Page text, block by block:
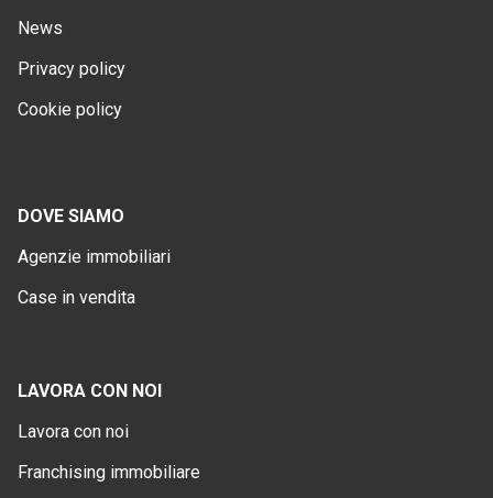
News
Privacy policy
Cookie policy
DOVE SIAMO
Agenzie immobiliari
Case in vendita
LAVORA CON NOI
Lavora con noi
Franchising immobiliare